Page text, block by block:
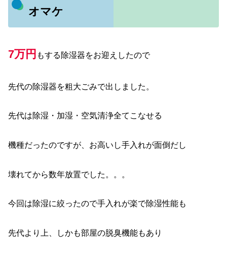
オマケ
7万円 もする除湿器をお迎えしたので
先代の除湿器を粗大ごみで出しました。
先代は除湿・加湿・空気清浄全てこなせる
機種だったのですが、お高いし手入れが面倒だし
壊れてから数年放置でした。。。
今回は除湿に絞ったので手入れが楽で除湿性能も
先代より上、しかも部屋の脱臭機能もあり